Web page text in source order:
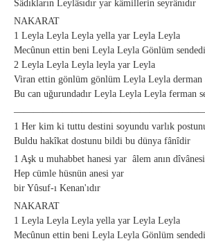
Sâdıkların Leylâsıdır yar kâmillerin seyrânıdır
NAKARAT
1 Leyla Leyla Leyla yella yar Leyla Leyla
Mecûnun ettin beni Leyla Leyla Gönlüm
2 Leyla Leyla Leyla leyla yar Leyla
Viran ettin gönlüm gönlüm Leyla Leyla derman
Bu can uğurundadır Leyla Leyla Leyla ferman
1 Her kim ki tuttu destini soyundu varlık
Buldu hakîkat dostunu bildi bu dünya fânîdir
1 Aşk u muhabbet hanesi yar âlem anın
Hep cümle hüsnün anesi yar
bir Yûsuf-ı Kenan'ıdır
NAKARAT
1 Leyla Leyla Leyla yella yar Leyla Leyla
Mecûnun ettin beni Leyla Leyla Gönlüm